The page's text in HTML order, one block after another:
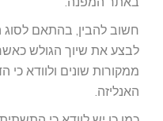
חשוב להבין, בהתאם לסוג
לבצע את שיוך הגולש
ממקורות שונים ולוודא כי
האנליזה.